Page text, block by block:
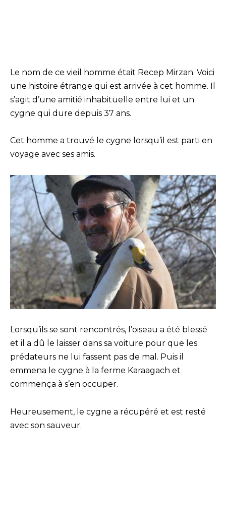
Le nom de ce vieil homme était Recep Mirzan. Voici
une histoire étrange qui est arrivée à cet homme. Il
s’agit d’une amitié inhabituelle entre lui et un
cygne qui dure depuis 37 ans.
Cet homme a trouvé le cygne lorsqu’il est parti en
voyage avec ses amis.
Lorsqu’ils se sont rencontrés, l’oiseau a été blessé
et il a dû le laisser dans sa voiture pour que les
prédateurs ne lui fassent pas de mal. Puis il
emmena le cygne à la ferme Karaagach et
commença à s’en occuper.
Heureusement, le cygne a récupéré et est resté
avec son sauveur.